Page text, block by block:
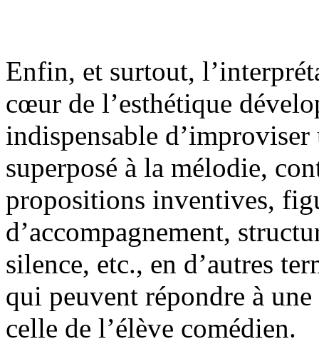
Enfin, et surtout,
cœur de l’esthétique
indispensable
superposé à la mélodie,
propositions inventives,
d’accompagnement,
silence, etc., en d’autres
qui peuvent répondre à
celle de l’élève comédien.